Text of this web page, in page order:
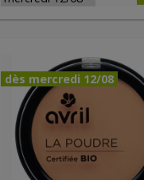
dès mercredi 12/08